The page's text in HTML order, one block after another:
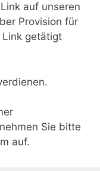
auf unseren
Provision für
Link getätigt
Sie bitte
auf.